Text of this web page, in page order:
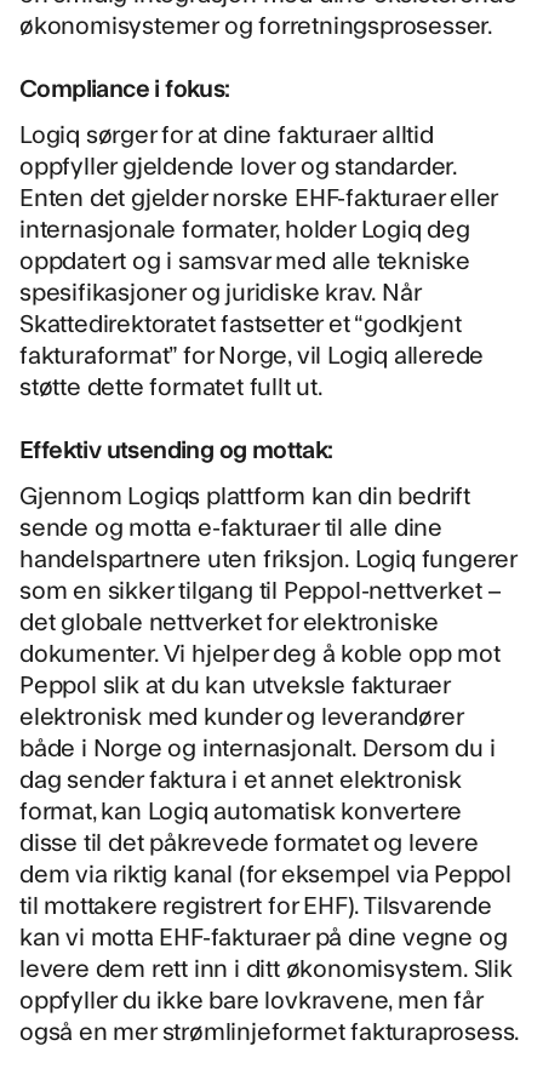
økonomisystemer og forretningsprosesser.
Compliance i fokus:
Logiq sørger for at dine fakturaer alltid
oppfyller gjeldende lover og standarder.
Enten det gjelder norske EHF-fakturaer eller
internasjonale formater, holder Logiq deg
oppdatert og i samsvar med alle tekniske
spesifikasjoner og juridiske krav. Når
Skattedirektoratet fastsetter et “godkjent
fakturaformat” for Norge, vil Logiq allerede
støtte dette formatet fullt ut.
Effektiv utsending og mottak:
Gjennom Logiqs plattform kan din bedrift
sende og motta e-fakturaer til alle dine
handelspartnere uten friksjon. Logiq fungerer
som en sikker tilgang til Peppol-nettverket –
det globale nettverket for elektroniske
dokumenter. Vi hjelper deg å koble opp mot
Peppol slik at du kan utveksle fakturaer
elektronisk med kunder og leverandører
både i Norge og internasjonalt. Dersom du i
dag sender faktura i et annet elektronisk
format, kan Logiq automatisk konvertere
disse til det påkrevede formatet og levere
dem via riktig kanal (for eksempel via Peppol
til mottakere registrert for EHF). Tilsvarende
kan vi motta EHF-fakturaer på dine vegne og
levere dem rett inn i ditt økonomisystem. Slik
oppfyller du ikke bare lovkravene, men får
også en mer strømlinjeformet fakturaprosess.